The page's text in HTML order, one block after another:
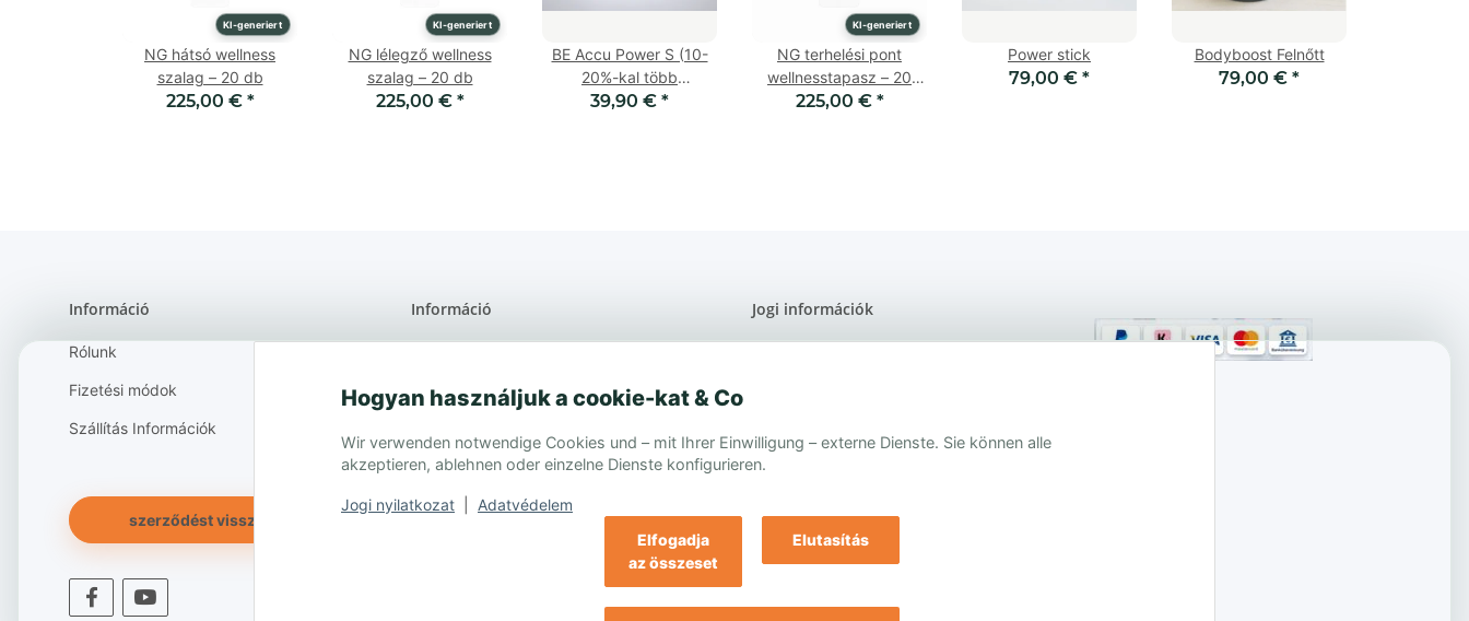
Elfogadja
az összeset
Elutasítás
Hogyan használjuk a cookie-kat & Co
Wir verwenden notwendige Cookies und – mit Ihrer Einwilligung – externe Dienste. Sie können alle
akzeptieren, ablehnen oder einzelne Dienste konfigurieren.
Jogi nyilatkozat Adatvédelem
KI-generiert
NG hátsó wellness
szalag – 20 db
225,00 € *
KI-generiert
NG lélegző wellness
szalag – 20 db
225,00 € *
BE Accu Power S (10-
20%-kal több
mobiltelefon
39,90 € *
KI-generiert
NG terhelési pont
wellnesstapasz – 20
darab
225,00 € *
Power stick
79,00 € *
Bodyboost Felnőtt
79,00 € *
Információ
Rólunk
Fizetési módok
Szállítás Információk
Információ
Gyártó
Jogi információk
Jogi nyilatkozat
szerződést visszavonták